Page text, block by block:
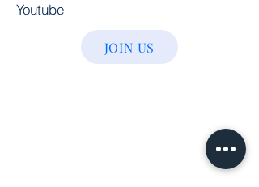
Youtube
JOIN US